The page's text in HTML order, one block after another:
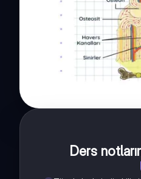
Ders